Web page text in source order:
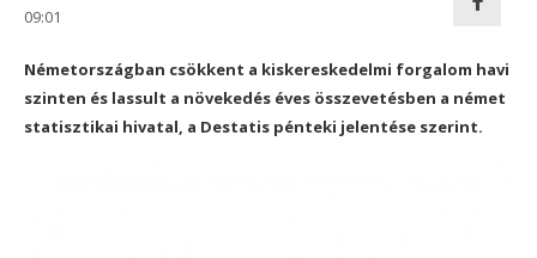
09:01
Németországban csökkent a kiskereskedelmi forgalom havi
szinten és lassult a növekedés éves összevetésben a német
statisztikai hivatal, a Destatis pénteki jelentése szerint.